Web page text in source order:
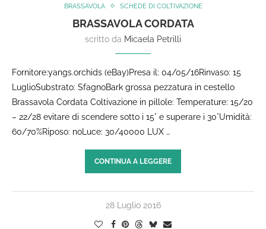
BRASSAVOLA SCHEDE DI COLTIVAZIONE
BRASSAVOLA CORDATA
scritto da Micaela Petrilli
Fornitore:yangs.orchids (eBay)Presa il: 04/05/16Rinvaso: 15
LuglioSubstrato: SfagnoBark grossa pezzatura in cestello
Brassavola Cordata Coltivazione in pillole: Temperature: 15/20
– 22/28 evitare di scendere sotto i 15° e superare i 30°Umidità:
60/70%Riposo: noLuce: 30/40000 LUX …
CONTINUA A LEGGERE
28 Luglio 2016